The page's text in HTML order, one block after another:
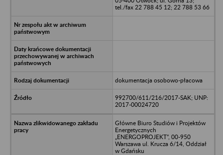
tel./fax 22 788 45 12; 22 788 53 66
dokumentacja osobowo-płacowa
992700/611/216/2017-SAK; UNP:
2017-00024720
Główne Biuro Studiów i Projektów
Energetycznych
„ENERGOPROJEKT”, 00-950
Warszawa ul. Krucza 6/14, Oddział
w Gdańsku